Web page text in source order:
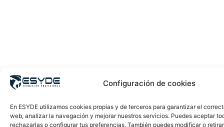
Configuración de cookies
En ESYDE utilizamos cookies propias y de terceros para garantizar el
web, analizar la navegación y mejorar nuestros servicios. Puedes aceptar
rechazarlas o configurar tus preferencias. También puedes modificar o